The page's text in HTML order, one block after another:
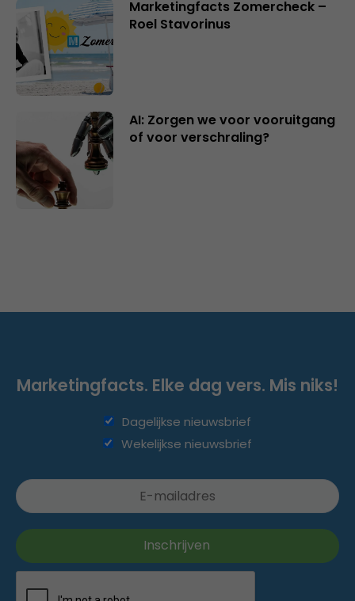
Marketingfacts Zomercheck –
Roel Stavorinus
AI: Zorgen we voor vooruitgang
of voor verschraling?
Marketingfacts. Elke dag vers. Mis niks!
Dagelijkse nieuwsbrief
Wekelijkse nieuwsbrief